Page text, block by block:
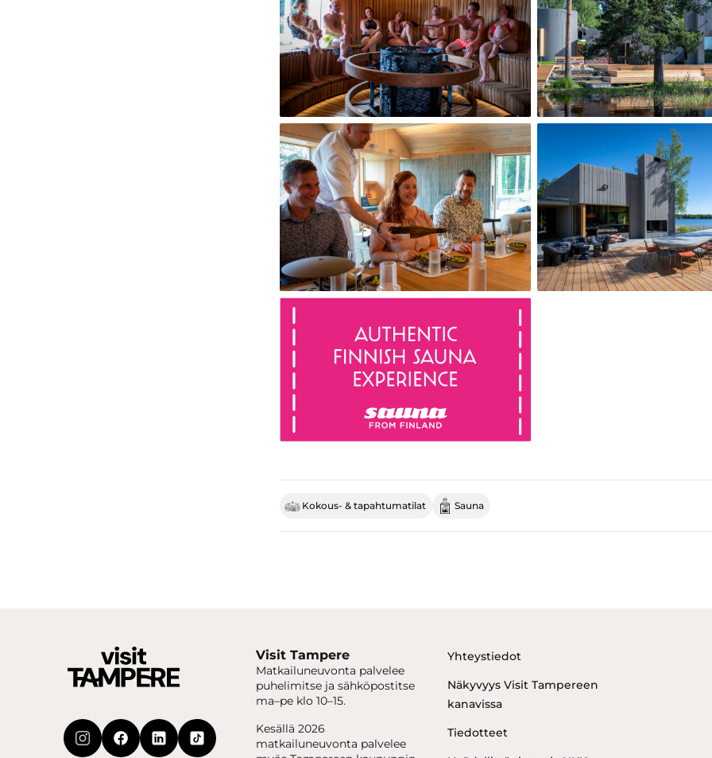
Kokous- & tapahtumatilat Sauna
Visit Tampere
Matkailuneuvonta palvelee
puhelimitse ja sähköpostitse
ma–pe klo 10–15.
Kesällä 2026
matkailuneuvonta palvelee
Yhteystiedot
Näkyvyys Visit Tampereen
kanavissa
Tiedotteet